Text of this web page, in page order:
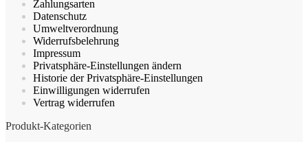
werden
Zahlungsarten
Datenschutz
Umweltverordnung
Widerrufsbelehrung
Impressum
Privatsphäre-Einstellungen ändern
Historie der Privatsphäre-Einstellungen
Einwilligungen widerrufen
Vertrag widerrufen
Produkt-Kategorien